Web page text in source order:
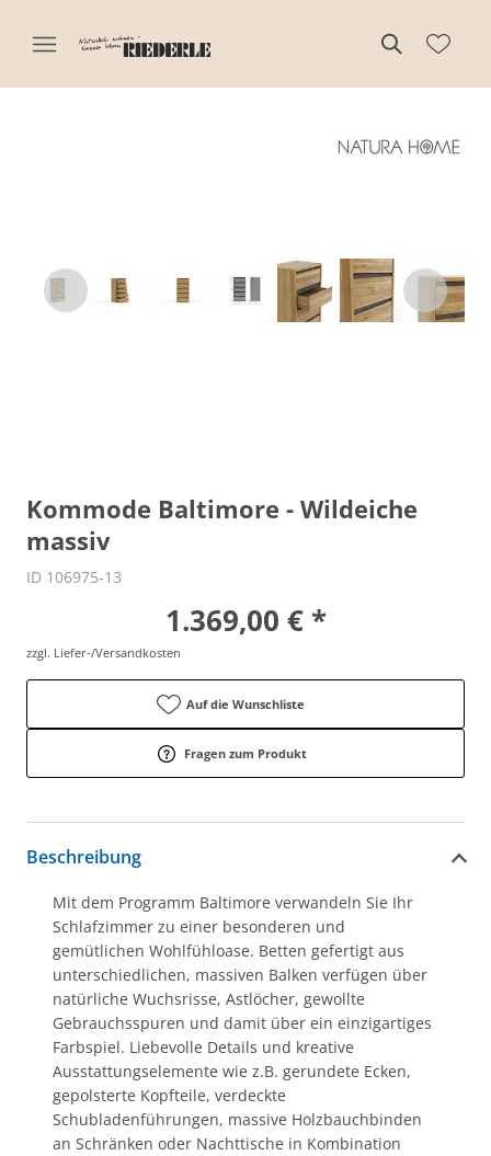
Kommode Baltimore - Wildeiche
massiv
ID 106975-13
1.369,00 € *
zzgl. Liefer-/Versandkosten
Auf die Wunschliste
Fragen zum Produkt
Beschreibung
Mit dem Programm Baltimore verwandeln Sie Ihr
Schlafzimmer zu einer besonderen und
gemütlichen Wohlfühloase. Betten gefertigt aus
unterschiedlichen, massiven Balken verfügen über
natürliche Wuchsrisse, Astlöcher, gewollte
Gebrauchsspuren und damit über ein einzigartiges
Farbspiel. Liebevolle Details und kreative
Ausstattungselemente wie z.B. gerundete Ecken,
gepolsterte Kopfteile, verdeckte
Schubladenführungen, massive Holzbauchbinden
an Schränken oder Nachttische in Kombination